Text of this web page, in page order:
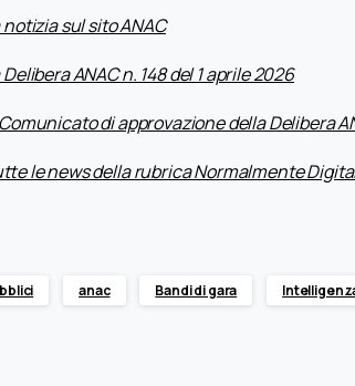
sul sito ANAC
ANAC n. 148 del 1 aprile 2026
di approvazione della Delibera
le news della rubrica Normalmente
anac Bandi di gara